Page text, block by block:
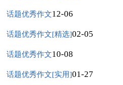
话题优秀作文12-06
话题优秀作文[精选]02-05
话题优秀作文10-08
话题优秀作文[实用]01-27